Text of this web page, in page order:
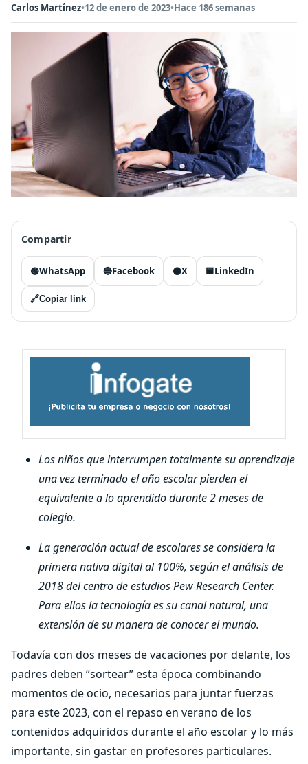
Carlos Martínez•12 de enero de 2023•Hace 186 semanas
Compartir
🟢WhatsApp 🔵Facebook ⚫X 🟦LinkedIn
🔗Copiar link
Los niños que interrumpen totalmente su aprendizaje
una vez terminado el año escolar pierden el
equivalente a lo aprendido durante 2 meses de
colegio.
La generación actual de escolares se considera la
primera nativa digital al 100%, según el análisis de
2018 del centro de estudios Pew Research Center.
Para ellos la tecnología es su canal natural, una
extensión de su manera de conocer el mundo.
Todavía con dos meses de vacaciones por delante, los
padres deben “sortear” esta época combinando
momentos de ocio, necesarios para juntar fuerzas
para este 2023, con el repaso en verano de los
contenidos adquiridos durante el año escolar y lo más
importante, sin gastar en profesores particulares.